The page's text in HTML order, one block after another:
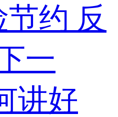
约 反
一
讲好